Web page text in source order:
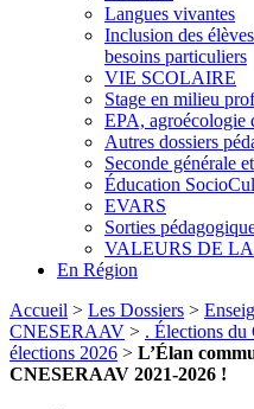
Langues vivantes
Inclusion des
besoins particuliers
VIE SCOLAIRE
Stage en milieu
EPA, agroécologie
Autres dossiers
Seconde générale
Éducation
EVARS
Sorties
VALEURS DE
En Région
Accueil > Les Dossiers >
CNESERAAV > . Élections
élections 2026 > L’Élan
CNESERAAV 2021-2026 !